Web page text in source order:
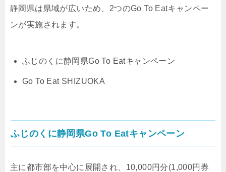
静岡県は県域が広いため、2つのGo To Eatキャンペー
ンが実施されます。
ふじのくに静岡県Go To Eatキャンペーン
Go To Eat SHIZUOKA
ふじのくに静岡県Go To Eatキャンペーン
主に都市部を中心に展開され、10,000円分(1,000円券